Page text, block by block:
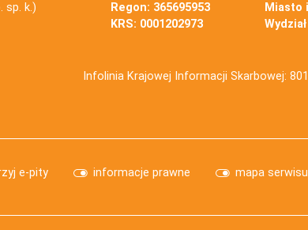
sp. k.)
Regon: 365695953
KRS: 0001202973
Miasto
Infolinia Krajowej Informacji Skarbowej:
e-pity informacje prawne mapa serwisu